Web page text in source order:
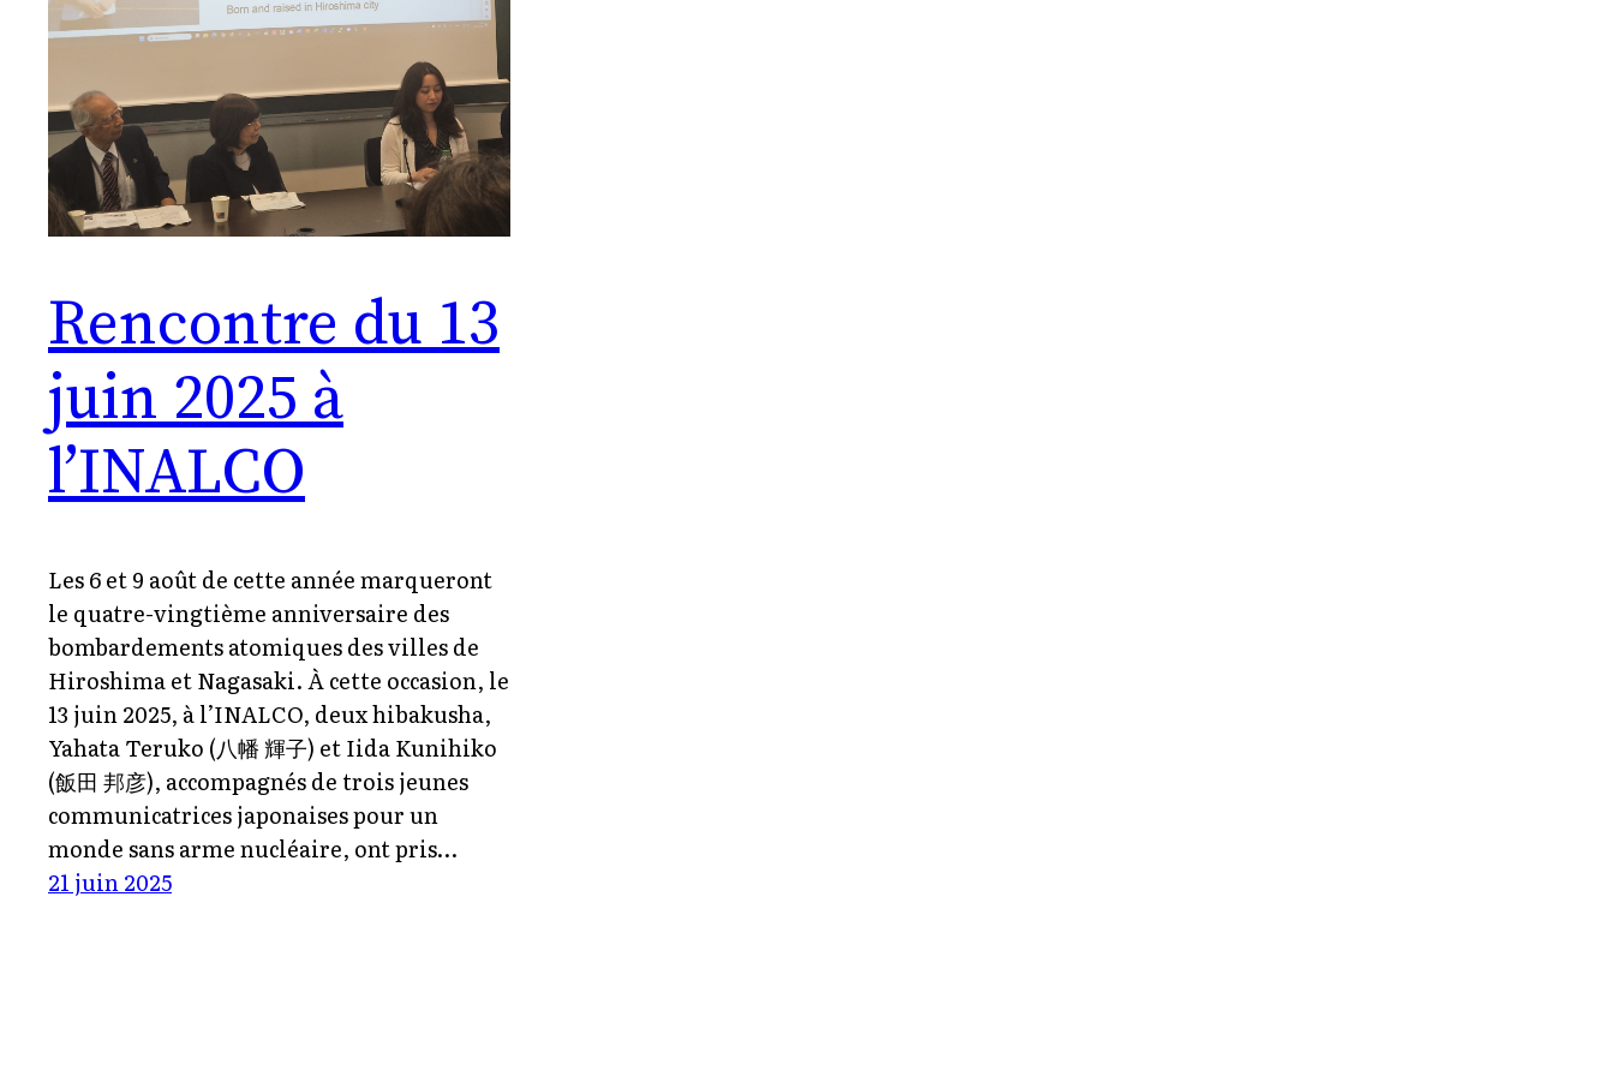
Rencontre du 13
juin 2025 à
l’INALCO
Les 6 et 9 août de cette année marqueront
le quatre-vingtième anniversaire des
bombardements atomiques des villes de
Hiroshima et Nagasaki. À cette occasion, le
13 juin 2025, à l’INALCO, deux hibakusha,
Yahata Teruko (八幡 輝子) et Iida Kunihiko
(飯田 邦彦), accompagnés de trois jeunes
communicatrices japonaises pour un
monde sans arme nucléaire, ont pris…
21 juin 2025